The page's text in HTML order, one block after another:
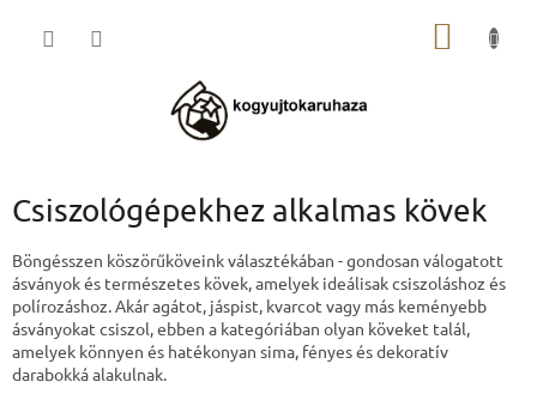
KOSÁR
Csiszológépekhez alkalmas kövek
Böngésszen köszörűköveink választékában - gondosan válogatott
ásványok és természetes kövek, amelyek ideálisak csiszoláshoz és
polírozáshoz. Akár agátot, jáspist, kvarcot vagy más keményebb
ásványokat csiszol, ebben a kategóriában olyan köveket talál,
amelyek könnyen és hatékonyan sima, fényes és dekoratív
darabokká alakulnak.